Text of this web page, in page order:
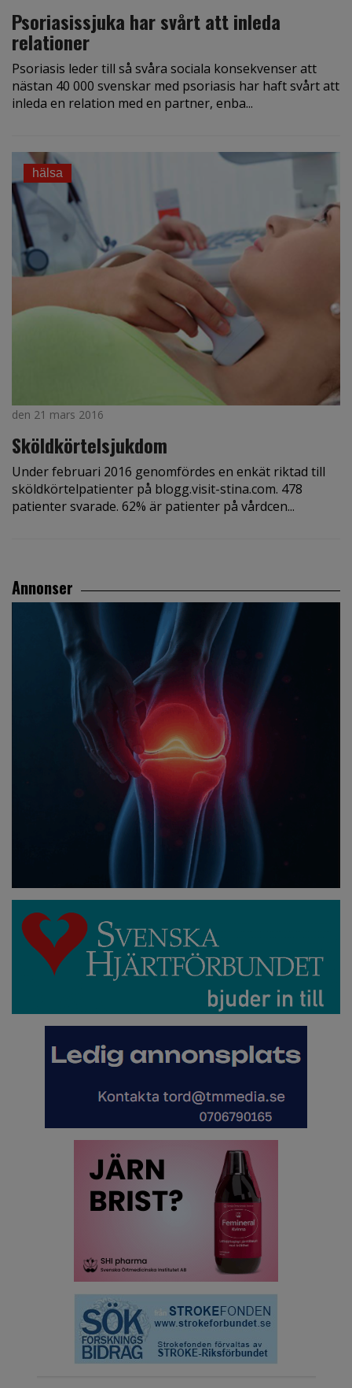
Psoriasissjuka har svårt att inleda
relationer
Psoriasis leder till så svåra sociala konsekvenser att
nästan 40 000 svenskar med psoriasis har haft svårt att
inleda en relation med en partner, enba...
hälsa
den 21 mars 2016
Sköldkörtelsjukdom
Under februari 2016 genomfördes en enkät riktad till
sköldkörtelpatienter på blogg.visit-stina.com. 478
patienter svarade. 62% är patienter på vårdcen...
Annonser